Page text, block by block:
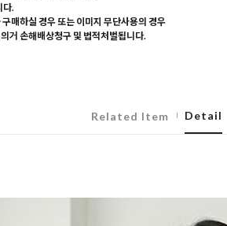
다.
매하실 경우 또는 이미지 무단사용의 경우
거 손해배상청구 및 법적처벌됩니다.
Related Item Detail